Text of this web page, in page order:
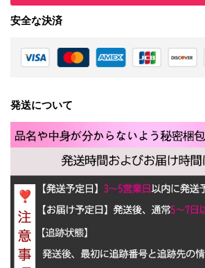
安全な決済
発送について